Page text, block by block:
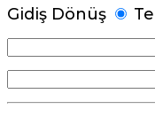
Gidiş Dönüş